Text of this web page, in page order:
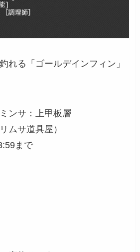
れる「ゴールデインフィン」
ンサ：上甲板層
ムサ道具屋）
まで